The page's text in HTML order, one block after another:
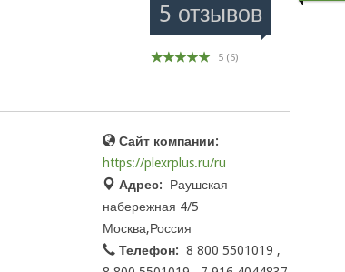
5 отзывов
5 (5)
Сайт компании:
https://plexrplus.ru/ru
Адрес:
Раушская
набережная 4/5
Москва,Россия
Телефон: 8 800 5501019 ,